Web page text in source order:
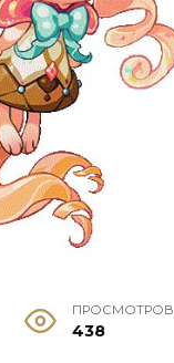
ПРОСМОТРОВ
438